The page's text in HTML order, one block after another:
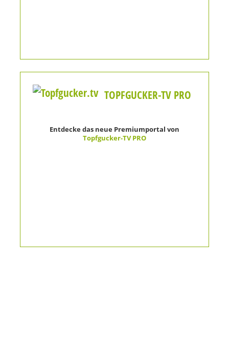
TOPFGUCKER-TV PRO
Entdecke das neue Premiumportal von
Topfgucker-TV PRO